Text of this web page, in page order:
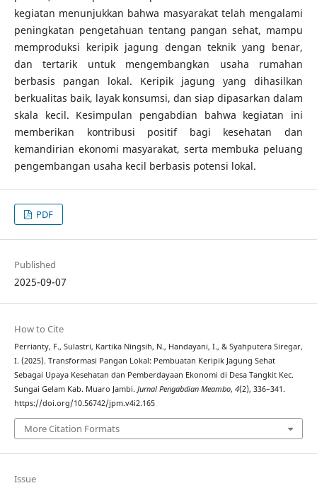
kegiatan menunjukkan bahwa masyarakat telah mengalami
peningkatan pengetahuan tentang pangan sehat, mampu
memproduksi keripik jagung dengan teknik yang benar,
dan tertarik untuk mengembangkan usaha rumahan
berbasis pangan lokal. Keripik jagung yang dihasilkan
berkualitas baik, layak konsumsi, dan siap dipasarkan dalam
skala kecil. Kesimpulan pengabdian bahwa kegiatan ini
memberikan kontribusi positif bagi kesehatan dan
kemandirian ekonomi masyarakat, serta membuka peluang
pengembangan usaha kecil berbasis potensi lokal.
PDF
Published
2025-09-07
How to Cite
Perrianty, F., Sulastri, Kartika Ningsih, N., Handayani, I., & Syahputera Siregar,
I. (2025). Transformasi Pangan Lokal: Pembuatan Keripik Jagung Sehat
Sebagai Upaya Kesehatan dan Pemberdayaan Ekonomi di Desa Tangkit Kec.
Sungai Gelam Kab. Muaro Jambi. Jurnal Pengabdian Meambo, 4(2), 336–341.
https://doi.org/10.56742/jpm.v4i2.165
More Citation Formats
Issue